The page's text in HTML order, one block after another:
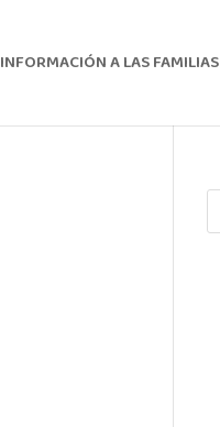
INFORMACIÓN A LAS FAMILIAS